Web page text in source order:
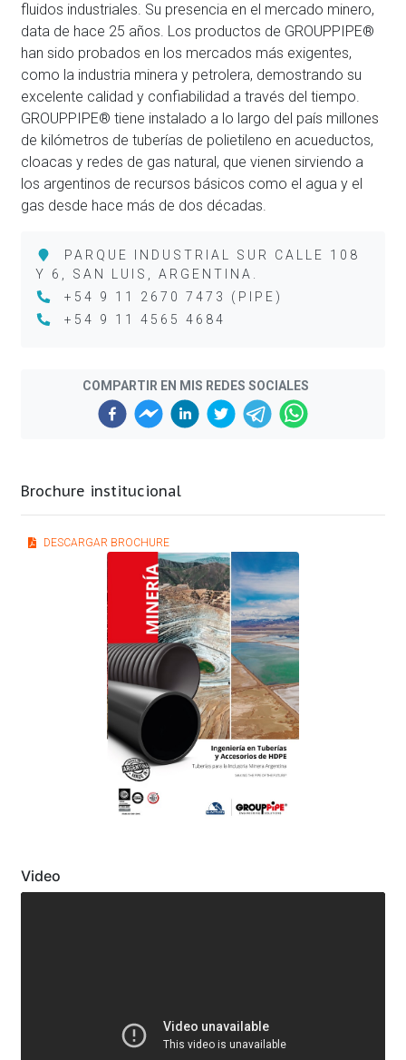
fluidos industriales. Su presencia en el mercado minero,
data de hace 25 años. Los productos de GROUPPIPE®
han sido probados en los mercados más exigentes,
como la industria minera y petrolera, demostrando su
excelente calidad y confiabilidad a través del tiempo.
GROUPPIPE® tiene instalado a lo largo del país millones
de kilómetros de tuberías de polietileno en acueductos,
cloacas y redes de gas natural, que vienen sirviendo a
los argentinos de recursos básicos como el agua y el
gas desde hace más de dos décadas.
PARQUE INDUSTRIAL SUR CALLE 108
Y 6, SAN LUIS, ARGENTINA.
+54 9 11 2670 7473 (PIPE)
+54 9 11 4565 4684
COMPARTIR EN MIS REDES SOCIALES
Brochure institucional
DESCARGAR BROCHURE
Video